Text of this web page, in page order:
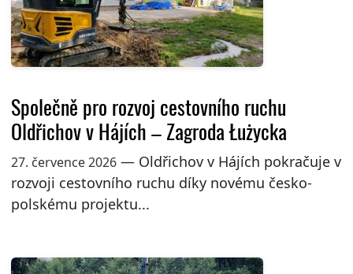
Společně pro rozvoj cestovního ruchu
Oldřichov v Hájích – Zagroda Łużycka
27. července 2026— Oldřichov v Hájích pokračuje v
rozvoji cestovního ruchu díky novému česko-
polskému projektu...